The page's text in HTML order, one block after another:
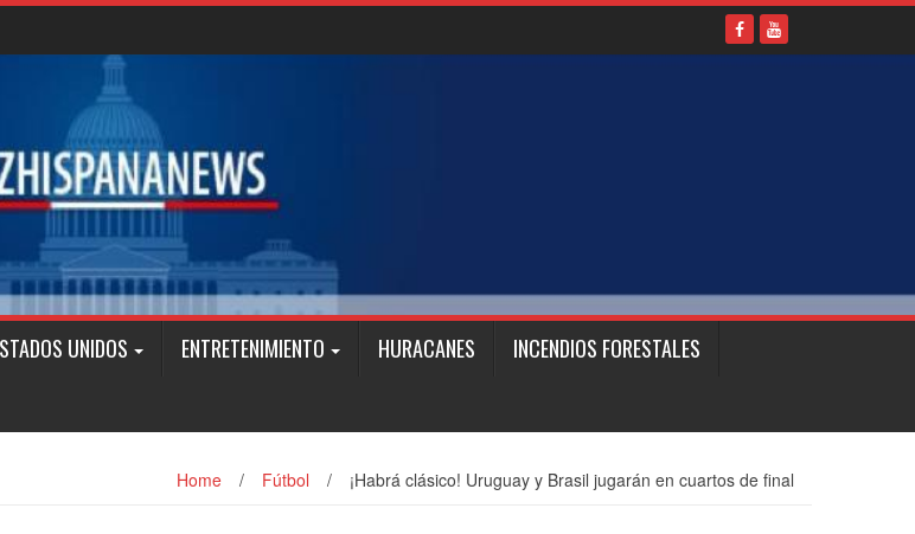
UNIDOS ENTRETENIMIENTO HURACANES
INCENDIOS FORESTALES
Home / Fútbol / ¡Habrá clásico! Uruguay y Brasil jugarán en cuartos de final